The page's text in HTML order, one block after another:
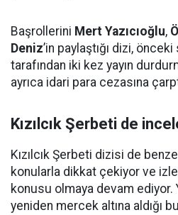
Başrollerini Mert Yazıcıoğlu,
Deniz’in paylaştığı dizi,
tarafından iki kez yayın
ayrıca idari para cezasına
Kızılcık Şerbeti de
Kızılcık Şerbeti dizisi de
konularla dikkat çekiyor ve
konusu olmaya devam ediyor.
yeniden mercek altına aldığı